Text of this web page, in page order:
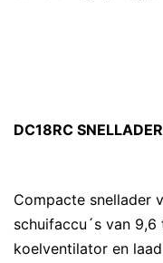
DC18RC SNELLADER
Compacte snellader
schuifaccu´s van 9,6
koelventilator en